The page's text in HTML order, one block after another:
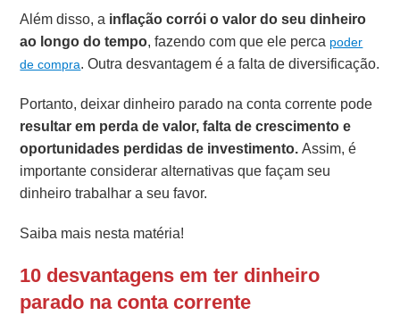
Além disso, a inflação corrói o valor do seu dinheiro
ao longo do tempo, fazendo com que ele perca poder
de compra. Outra desvantagem é a falta de diversificação.
Portanto, deixar dinheiro parado na conta corrente pode
resultar em perda de valor, falta de crescimento e
oportunidades perdidas de investimento.Assim, é
importante considerar alternativas que façam seu
dinheiro trabalhar a seu favor.
Saiba mais nesta matéria!
10 desvantagens em ter dinheiro
parado na conta corrente